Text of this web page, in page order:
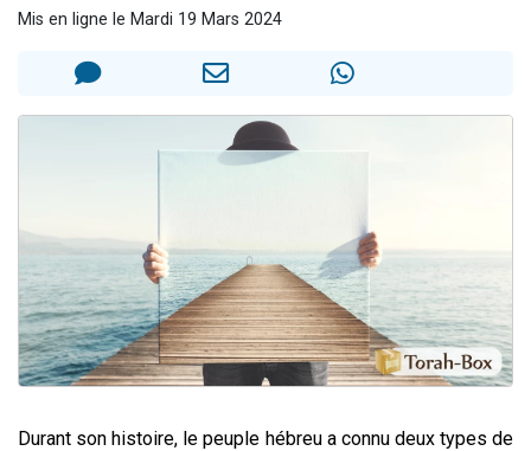
Il reste 49 places pour étudier en groupe sur Zoom
Mis en ligne le Mardi 19 Mars 2024
Durant son histoire, le peuple hébreu a connu deux types de